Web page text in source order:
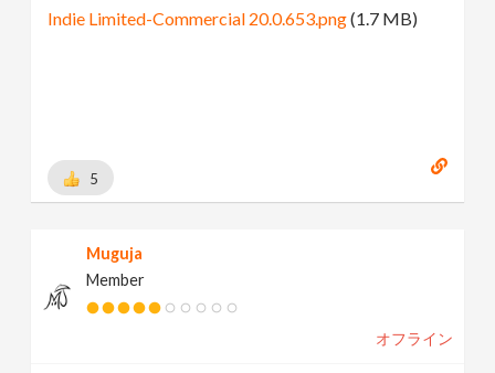
Indie Limited-Commercial 20.0.653.png(1.7 MB)
5
Muguja
Member
オフライン